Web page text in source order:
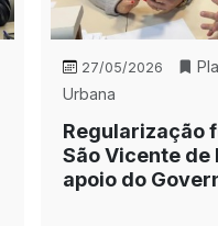
27/05/2026
Urbana
Regularização
São Vicente de
apoio do